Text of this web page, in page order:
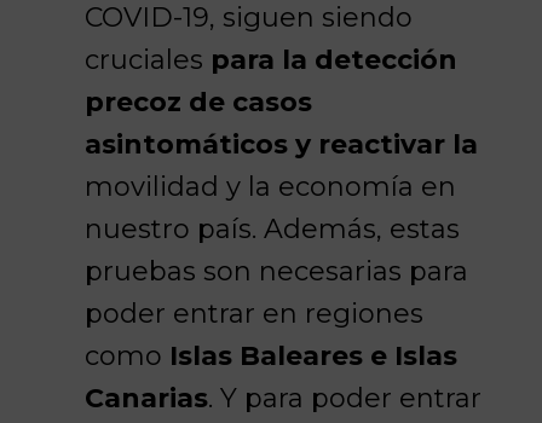
COVID-19, siguen siendo
cruciales para la detección
precoz de casos
asintomáticos y reactivar la
movilidad y la economía en
nuestro país. Además, estas
pruebas son necesarias para
poder entrar en regiones
como Islas Baleares e Islas
Canarias. Y para poder entrar